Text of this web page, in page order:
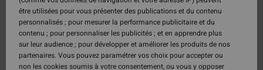
être utilisées pour vous présenter des publications et du contenu
personnalisés ; pour mesurer la performance publicitaire et du
contenu ; pour personnaliser les publicités ; et en apprendre plus
sur leur audience ; pour développer et améliorer les produits de nos
partenaires. Vous pouvez paramétrer vos choix pour accepter ou
non les cookies soumis à votre consentement, ou vous y opposer